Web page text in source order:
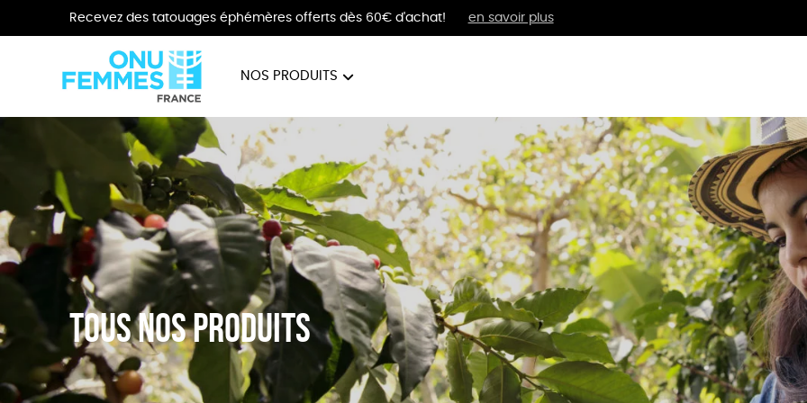
Recevez des tatouages éphémères offerts dès 60€ d'achat! en savoir plus
NOS PRODUITS
BIJOUX VÊTEMENTS BIEN-ÊTRE
Tous nos produits